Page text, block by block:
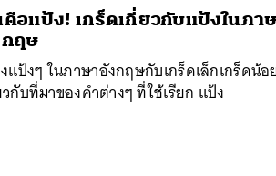
อแป้ง! เกร็ดเกี่ยวกับแป้งในภา
ฤษ
แป้งๆ ในภาษาอังกฤษกับเกร็ดเล็กเกร็ดน้อ
กับที่มาของคำต่างๆ ที่ใช้เรียก แป้ง